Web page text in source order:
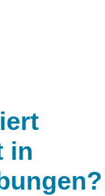
in